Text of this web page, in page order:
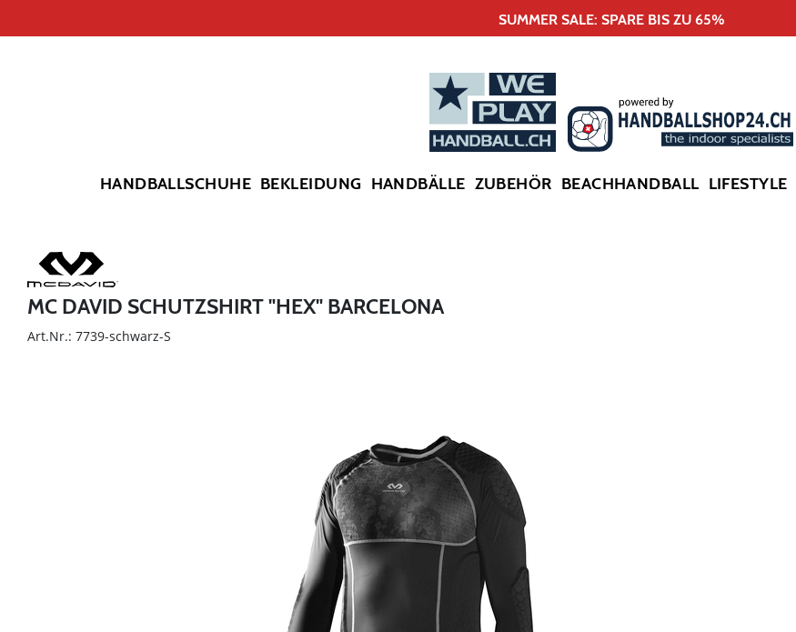
SUMMER SALE: SPARE BIS ZU 65%
HANDBALLSCHUHE BEKLEIDUNG HANDBÄLLE ZUBEHÖR BEACHHANDBALL LIFESTYLE
MC DAVID SCHUTZSHIRT "HEX" BARCELONA
Art.Nr.: 7739-schwarz-S